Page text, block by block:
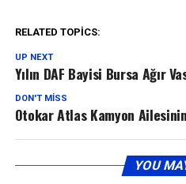
RELATED TOPICS:
UP NEXT
Yılın DAF Bayisi Bursa Ağır
DON'T MISS
Otokar Atlas Kamyon
YOU